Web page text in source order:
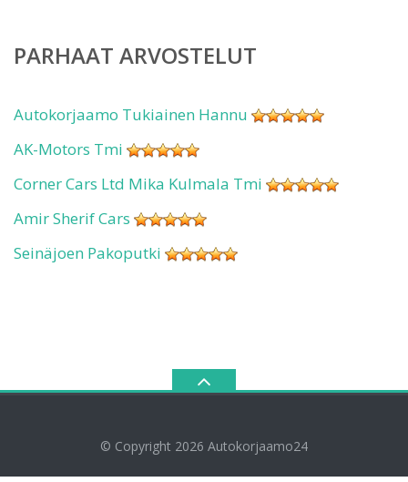
PARHAAT ARVOSTELUT
Autokorjaamo Tukiainen Hannu
AK-Motors Tmi
Corner Cars Ltd Mika Kulmala Tmi
Amir Sherif Cars
Seinäjoen Pakoputki
© Copyright 2026 Autokorjaamo24